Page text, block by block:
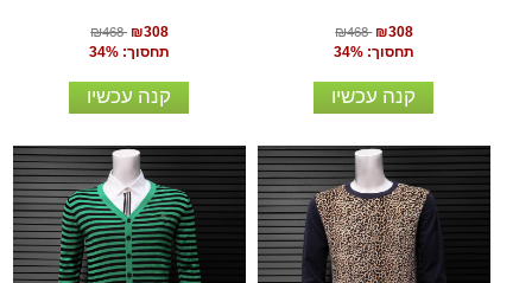
₪468 ₪308
תחסוך: 34%
קנה עכשיו
₪468 ₪308
תחסוך: 34%
קנה עכשיו